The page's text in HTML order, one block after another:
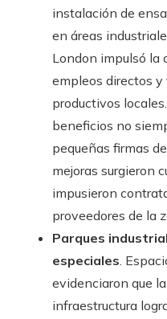
instalación de
en áreas
London impulsó la
empleos directos
productivos
beneficios no
pequeñas firmas
mejoras surgieron
impusieron
proveedores de la
Parques
especiales.
evidenciaron que
infraestructura